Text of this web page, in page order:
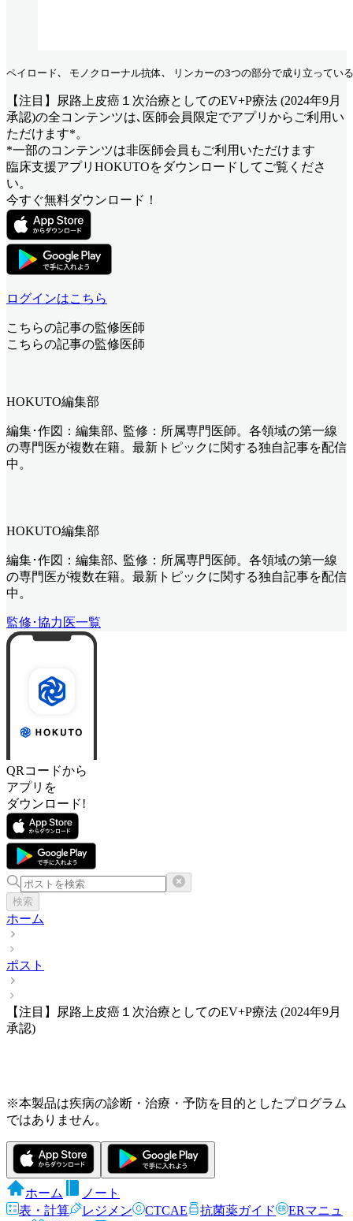
ペイロード､ モノクローナル抗体､ リンカーの3つの部分で成り立って
【注目】尿路上皮癌１次治療としてのEV+P療法 (2024年9月
承認)の全コンテンツは､医師会員限定でアプリからご利用い
ただけます*。
*一部のコンテンツは非医師会員もご利用いただけます
臨床支援アプリHOKUTOをダウンロードしてご覧くださ
い。
今すぐ無料ダウンロード！
ログインはこちら
こちらの記事の監修医師
こちらの記事の監修医師
HOKUTO編集部
編集･作図：編集部､ 監修：所属専門医師。各領域の第一線
の専門医が複数在籍。最新トピックに関する独自記事を配信
中。
HOKUTO編集部
編集･作図：編集部､ 監修：所属専門医師。各領域の第一線
の専門医が複数在籍。最新トピックに関する独自記事を配信
中。
監修･協力医一覧
QRコードから
アプリを
ダウンロード!
検索
ホーム
ポスト
【注目】尿路上皮癌１次治療としてのEV+P療法 (2024年9月
承認)
※本製品は疾病の診断・治療・予防を目的としたプログラム
ではありません。
ホーム
ノート
表・計算
レジメン CTCAE 抗菌薬ガイド
ERマニュ